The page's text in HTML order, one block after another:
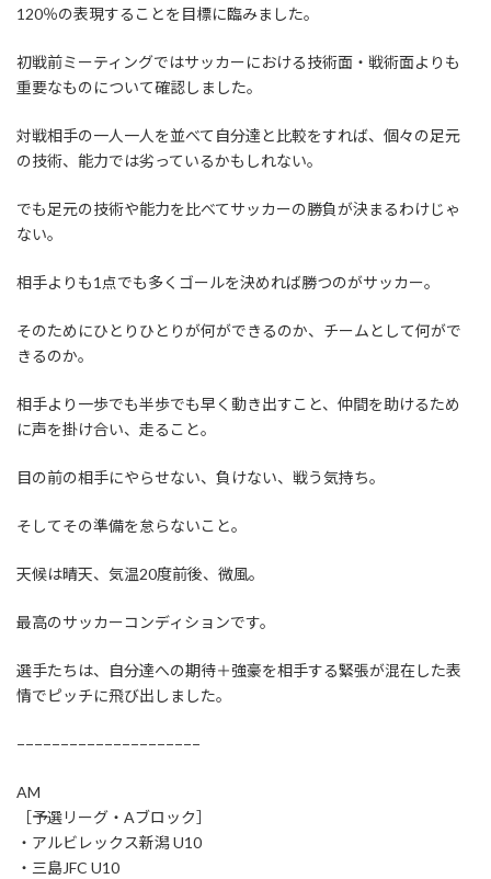
120％の表現することを目標に臨みました。
初戦前ミーティングではサッカーにおける技術面・戦術面よりも
重要なものについて確認しました。
対戦相手の一人一人を並べて自分達と比較をすれば、個々の足元
の技術、能力では劣っているかもしれない。
でも足元の技術や能力を比べてサッカーの勝負が決まるわけじゃ
ない。
相手よりも1点でも多くゴールを決めれば勝つのがサッカー。
そのためにひとりひとりが何ができるのか、チームとして何がで
きるのか。
相手より一歩でも半歩でも早く動き出すこと、仲間を助けるため
に声を掛け合い、走ること。
目の前の相手にやらせない、負けない、戦う気持ち。
そしてその準備を怠らないこと。
天候は晴天、気温20度前後、微風。
最高のサッカーコンディションです。
選手たちは、自分達への期待＋強豪を相手する緊張が混在した表
情でピッチに飛び出しました。
−−−−−−−−−−−−−−−−−−−−−
AM
［予選リーグ・Aブロック］
・アルビレックス新潟 U10
・三島JFC U10